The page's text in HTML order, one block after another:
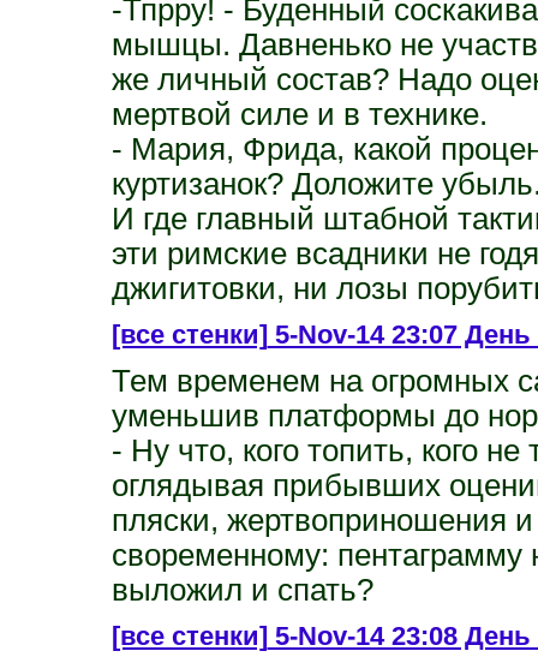
-Тпрру! - Буденный
мышцы. Давненько не
же личный состав? Надо
мертвой силе и в технике.
- Мария, Фрида, какой
куртизанок? Доложите
И где главный штабной
эти римские всадники не
джигитовки, ни лозы
[все стенки]5-Nov-14 23:07 День
Тем временем на огромных
уменьшив платформы до
- Ну что, кого топить, кого
оглядывая прибывших
пляски, жертвоприношения
своременному:
выложил и спать?
[все стенки]5-Nov-14 23:08 День